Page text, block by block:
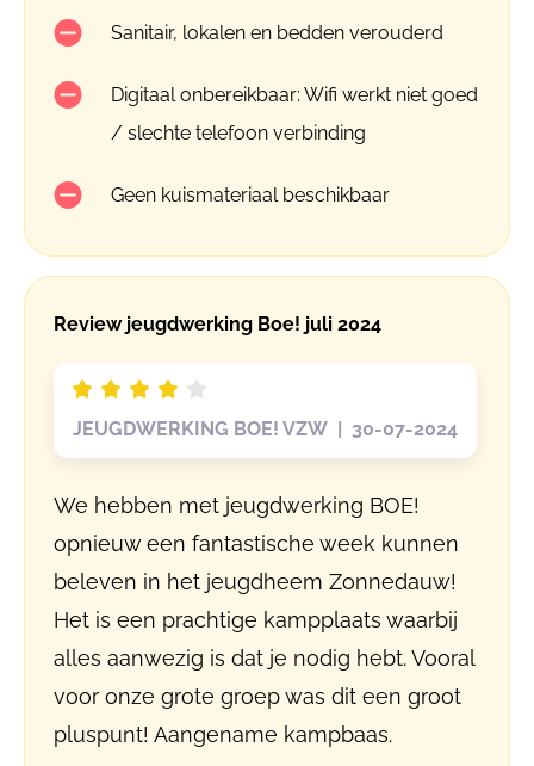
Sanitair, lokalen en bedden verouderd
Digitaal onbereikbaar: Wifi werkt niet goed
/ slechte telefoon verbinding
Geen kuismateriaal beschikbaar
Review jeugdwerking Boe! juli 2024
JEUGDWERKING BOE! VZW | 30-07-2024
We hebben met jeugdwerking BOE!
opnieuw een fantastische week kunnen
beleven in het jeugdheem Zonnedauw!
Het is een prachtige kampplaats waarbij
alles aanwezig is dat je nodig hebt. Vooral
voor onze grote groep was dit een groot
pluspunt! Aangename kampbaas.